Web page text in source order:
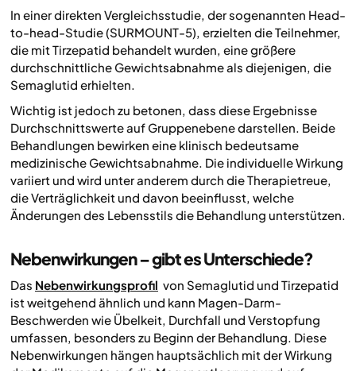
In einer direkten Vergleichsstudie, der sogenannten Head-
to-head-Studie (SURMOUNT-5), erzielten die Teilnehmer,
die mit Tirzepatid behandelt wurden, eine größere
durchschnittliche Gewichtsabnahme als diejenigen, die
Semaglutid erhielten.
Wichtig ist jedoch zu betonen, dass diese Ergebnisse
Durchschnittswerte auf Gruppenebene darstellen. Beide
Behandlungen bewirken eine klinisch bedeutsame
medizinische Gewichtsabnahme. Die individuelle Wirkung
variiert und wird unter anderem durch die Therapietreue,
die Verträglichkeit und davon beeinflusst, welche
Änderungen des Lebensstils die Behandlung unterstützen.
Nebenwirkungen – gibt es Unterschiede?
Das Nebenwirkungsprofil von Semaglutid und Tirzepatid
ist weitgehend ähnlich und kann Magen-Darm-
Beschwerden wie Übelkeit, Durchfall und Verstopfung
umfassen, besonders zu Beginn der Behandlung. Diese
Nebenwirkungen hängen hauptsächlich mit der Wirkung